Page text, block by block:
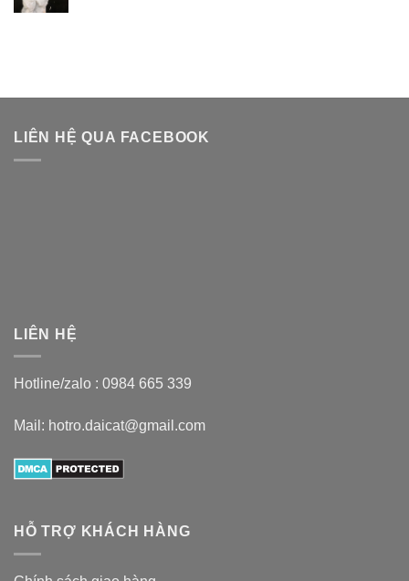
LIÊN HỆ QUA FACEBOOK
LIÊN HỆ
Hotline/zalo : 0984 665 339
Mail: hotro.daicat@gmail.com
HỖ TRỢ KHÁCH HÀNG